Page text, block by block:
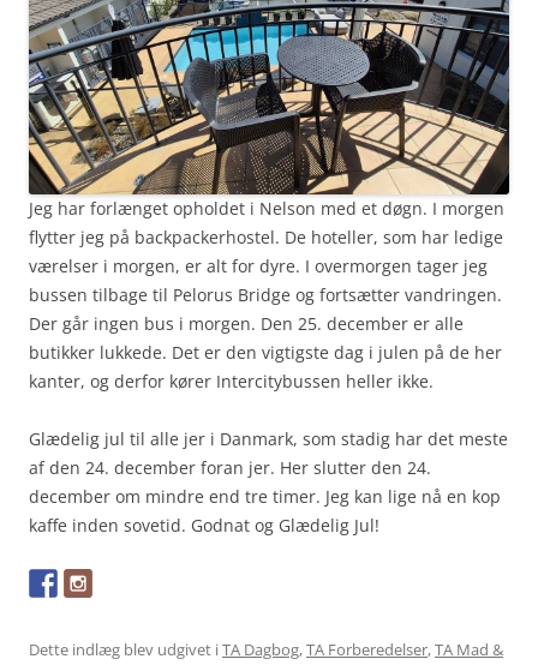
Jeg har forlænget opholdet i Nelson med et døgn. I morgen
flytter jeg på backpackerhostel. De hoteller, som har ledige
værelser i morgen, er alt for dyre. I overmorgen tager jeg
bussen tilbage til Pelorus Bridge og fortsætter vandringen.
Der går ingen bus i morgen. Den 25. december er alle
butikker lukkede. Det er den vigtigste dag i julen på de her
kanter, og derfor kører Intercitybussen heller ikke.
Glædelig jul til alle jer i Danmark, som stadig har det meste
af den 24. december foran jer. Her slutter den 24.
december om mindre end tre timer. Jeg kan lige nå en kop
kaffe inden sovetid. Godnat og Glædelig Jul!
Dette indlæg blev udgivet iTA Dagbog,TA Forberedelser,TA Mad &